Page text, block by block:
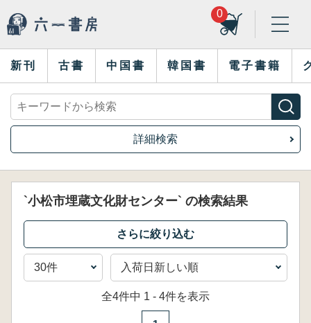
0
新刊 古書 中国書 韓国書 電子書籍
詳細検索
`小松市埋蔵文化財センター` の検索結果
全4件中 1 - 4件を表示